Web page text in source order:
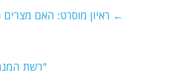
s
g
l
er ← ראיון מוסרט: האם
"רשת